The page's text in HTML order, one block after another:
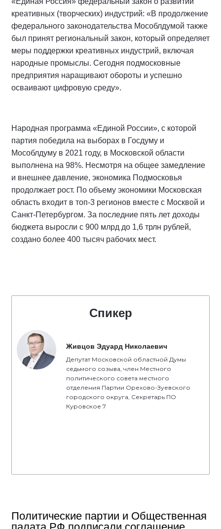
креативных (творческих) индустрий: «В продолжение
федерального законодательства Мособлдумой также
был принят региональный закон, который определяет
меры поддержки креативных индустрий, включая
народные промыслы. Сегодня подмосковные
предприятия наращивают обороты и успешно
осваивают цифровую среду».
Народная программа «Единой России», с которой
партия победила на выборах в Госдуму и
Мособлдуму в 2021 году, в Московской области
выполнена на 98%. Несмотря на общее замедление
и внешнее давление, экономика Подмосковья
продолжает рост. По объему экономики Московская
область входит в топ-3 регионов вместе с Москвой и
Санкт-Петербургом. За последние пять лет доходы
бюджета выросли с 900 млрд до 1,6 трлн рублей,
создано более 400 тысяч рабочих мест.
Спикер
Живцов Эдуард Николаевич
Депутат Московской областной Думы
седьмого созыва, член Местного
политического совета местного
отделения Партии Орехово-Зуевского
городского округа, Секретарь ПО
Куровское 7
Политические партии и Общественная